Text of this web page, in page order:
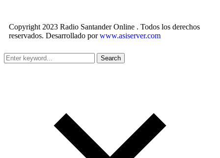
Copyright 2023 Radio Santander Online . Todos los derechos
reservados. Desarrollado porwww.asiserver.com
Search